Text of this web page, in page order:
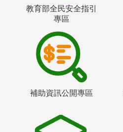
教育部全民安全指引
專區
補助資訊公開專區